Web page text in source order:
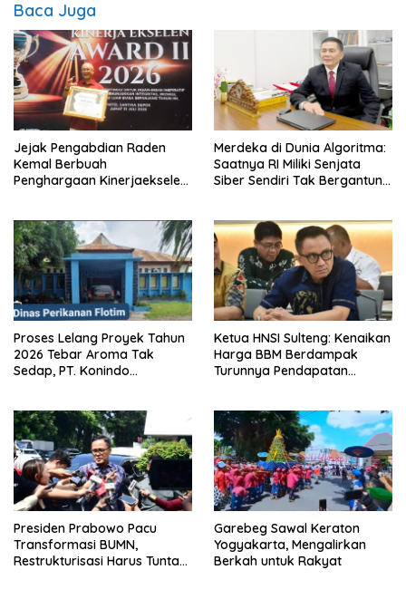
Baca Juga
Jejak Pengabdian Raden
Kemal Berbuah
Penghargaan Kinerjaekselen
Merdeka di Dunia Algoritma:
Saatnya RI Miliki Senjata
Siber Sendiri Tak Bergantung
Proses Lelang Proyek Tahun
2026 Tebar Aroma Tak
Sedap, PT. Konindo
Ketua HNSI Sulteng: Kenaikan
Harga BBM Berdampak
Turunnya Pendapatan
Presiden Prabowo Pacu
Transformasi BUMN,
Restrukturisasi Harus Tuntas
Garebeg Sawal Keraton
Yogyakarta, Mengalirkan
Berkah untuk Rakyat